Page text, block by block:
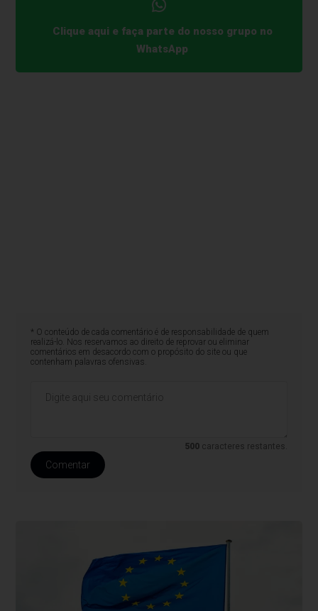
Clique aqui e faça parte do nosso grupo no
WhatsApp
* O conteúdo de cada comentário é de responsabilidade de quem
realizá-lo. Nos reservamos ao direito de reprovar ou eliminar
comentários em desacordo com o propósito do site ou que
contenham palavras ofensivas.
500 caracteres restantes.
Comentar